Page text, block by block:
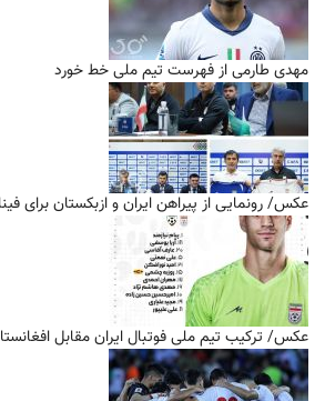
مهدی طارمی از فهرست تیم ملی خط خورد
عکس/ رونمایی از پیراهن ایران و ازبکستان برای
عکس/ ترکیب تیم ملی فوتبال ایران مقابل